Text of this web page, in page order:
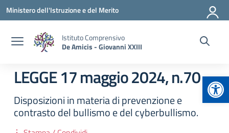
Vai ai contenuti
Vai al menu di navigazione
Vai al footer
Ministero dell'Istruzione e del Merito
Istituto Comprensivo
De Amicis - Giovanni XXIII
LEGGE 17 maggio 2024, n.70
Disposizioni in materia di prevenzione e
contrasto del bullismo e del cyberbullismo.